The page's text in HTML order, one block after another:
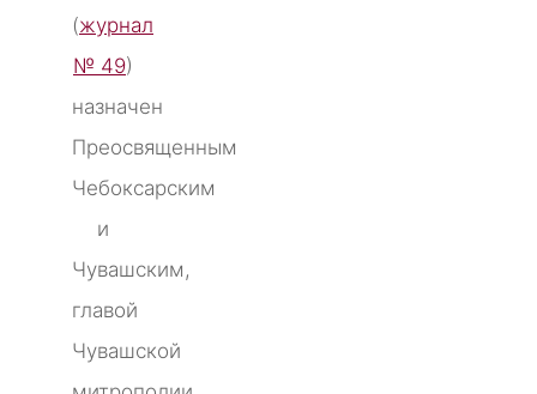
(журнал
№ 49)
назначен
Преосвященным
Чебоксарским
и
Чувашским,
главой
Чувашской